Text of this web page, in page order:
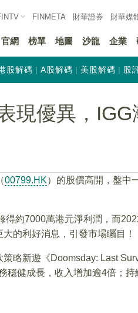
FINMETA 財華證券 財華媒
官網 榜單 地圖 沙龍 企業
股解碼 A股解碼 美股解碼 股
現優異，IGG
00799.HK）的股價高開，盤中
得約7000萬港元淨利潤，而
的利好消息，引發市場矚目！
略新遊《Doomsday: Last
穩健成長，收入增加逾4倍；